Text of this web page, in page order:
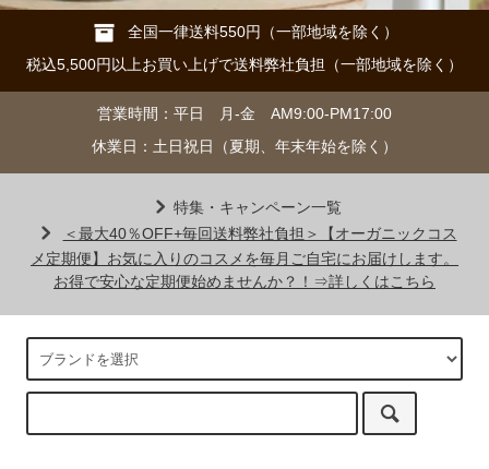
全国一律送料550円（一部地域を除く）
税込5,500円以上お買い上げで送料弊社負担（一部地域を除く）
営業時間：平日 月-金 AM9:00-PM17:00
休業日：土日祝日（夏期、年末年始を除く）
特集・キャンペーン一覧
＜最大40％OFF+毎回送料弊社負担＞【オーガニックコス
メ定期便】お気に入りのコスメを毎月ご自宅にお届けします。
お得で安心な定期便始めませんか？！⇒詳しくはこちら